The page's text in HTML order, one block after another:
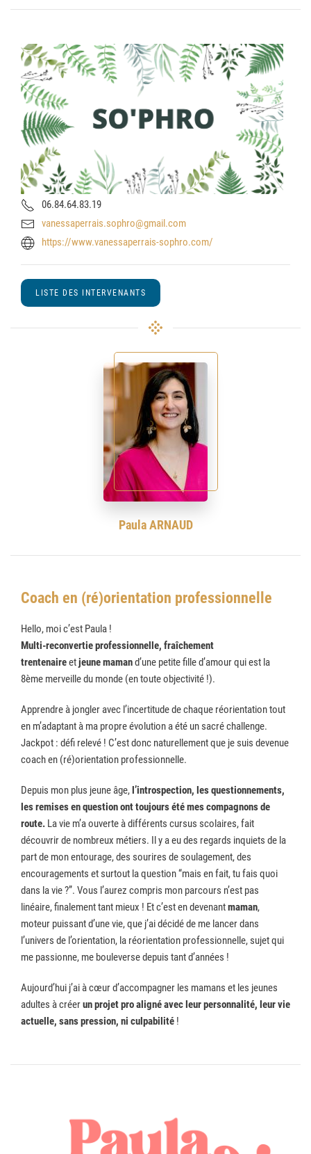
06.84.64.83.19
vanessaperrais.sophro@gmail.com
https://www.vanessaperrais-sophro.com/
LISTE DES INTERVENANTS
Paula ARNAUD
Coach en (ré)orientation professionnelle
Hello, moi c’est Paula !
Multi-reconvertie professionnelle, fraîchement
trentenaireetjeune mamand’une petite fille d’amour qui est la
8ème merveille du monde (en toute objectivité !).
Apprendre à jongler avec l’incertitude de chaque réorientation tout
en m’adaptant à ma propre évolution a été un sacré challenge.
Jackpot : défi relevé ! C’est donc naturellement que je suis devenue
coach en (ré)orientation professionnelle.
Depuis mon plus jeune âge,l’introspection, les questionnements,
les remises en question ont toujours été mes compagnons de
route. La vie m’a ouverte à différents cursus scolaires, fait
découvrir de nombreux métiers. Il y a eu des regards inquiets de la
part de mon entourage, des sourires de soulagement, des
encouragements et surtout la question “mais en fait, tu fais quoi
dans la vie ?”. Vous l’aurez compris mon parcours n’est pas
linéaire, finalement tant mieux ! Et c’est en devenantmaman,
moteur puissant d’une vie, que j’ai décidé de me lancer dans
l’univers de l’orientation, la réorientation professionnelle, sujet qui
me passionne, me bouleverse depuis tant d’années !
Aujourd’hui j’ai à cœur d’accompagner les mamans et les jeunes
adultes à créerun projet pro aligné avec leur personnalité, leur vie
actuelle, sans pression, ni culpabilité !